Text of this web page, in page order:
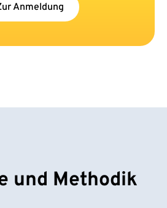
Anmeldung
und Methodik